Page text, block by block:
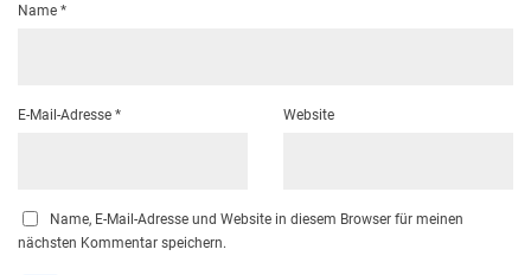
Name *
E-Mail-Adresse * Website
Name, E-Mail-Adresse und Website in diesem Browser für meinen
nächsten Kommentar speichern.